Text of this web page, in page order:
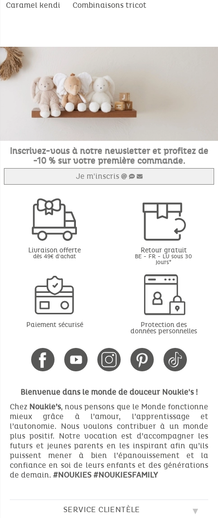
Caramel kendi
Combinaisons tricot
Inscrivez-vous à notre newsletter et profitez de
-10 % sur votre première commande.
Je m'inscris
Livraison offerte
dès 49€ d'achat
Retour gratuit
BE - FR - LU sous 30
jours*
Paiement sécurisé Protection des
données personnelles
Bienvenue dans le monde de douceur Noukie's !
Chez Noukie’s, nous pensons que le Monde fonctionne
mieux grâce à l’amour, l’apprentissage et
l’autonomie. Nous voulons contribuer à un monde
plus positif. Notre vocation est d’accompagner les
futurs et jeunes parents en les inspirant afin qu’ils
puissent mener à bien l’épanouissement et la
confiance en soi de leurs enfants et des générations
de demain. #NOUKIES #NOUKIESFAMILY
SERVICE CLIENTÈLE